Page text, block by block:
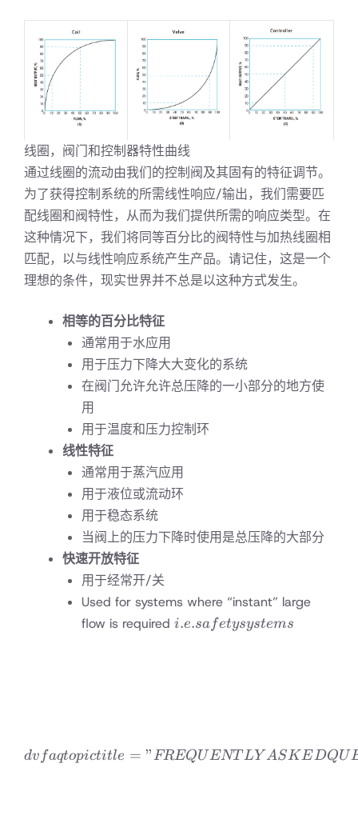
线圈，阀门和控制器特性曲线
通过线圈的流动由我们的控制阀及其固有的特征调节。
为了获得控制系统的所需线性响应/输出，我们需要匹
配线圈和阀特性，从而为我们提供所需的响应类型。在
这种情况下，我们将同等百分比的阀特性与加热线圈相
匹配，以与线性响应系统产生产品。请记住，这是一个
理想的条件，现实世界并不总是以这种方式发生。
相等的百分比特征
通常用于水应用
用于压力下降大大变化的系统
在阀门允许允许总压降的一小部分的地方使
用
用于温度和压力控制环
线性特征
通常用于蒸汽应用
用于液位或流动环
用于稳态系统
当阀上的压力下降时使用是总压降的大部分
快速开放特征
用于经常开/关
Used for systems where “instant” large
flow is required i.e.
i.e.safetysystems
dvfaqtopic
dv faqtopictitle = ”FREQUENT LY ASKEDQU